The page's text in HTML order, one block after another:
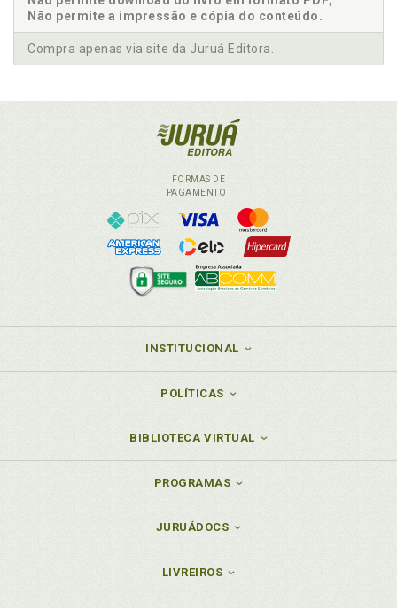
Não permite a impressão e cópia do conteúdo.
Compra apenas via site da Juruá Editora.
FORMAS DE
PAGAMENTO
INSTITUCIONAL
POLÍTICAS
BIBLIOTECA VIRTUAL
PROGRAMAS
JURUÁDOCS
LIVREIROS